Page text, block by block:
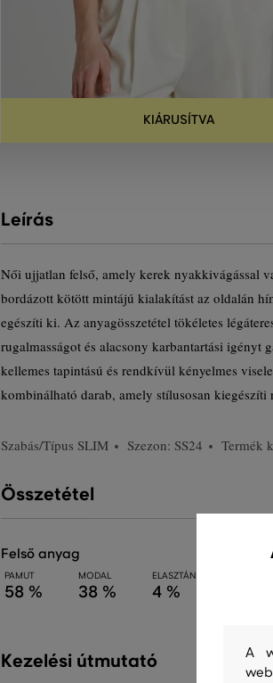
KIÁRUSÍTVA
Leírás
Női ujjatlan felső, amely kerek nyakkivágással
bordázott kötött mintájú kialakítást az oldalán
egészíti ki. Az anyagösszetétel tökéletes
rugalmasságot és alacsony karbantartási igényt
kellemes tapintású és rendkívül kényelmes
kombinálható darab, amely stílusosan kiegészíti
Szabás/Típus SLIM Szezon: SS24 Termék
Összetétel
felső anyag
PAMUT
58 %
MODAL
38 %
ELASZTÁN
4 %
Kezelési útmutató
A